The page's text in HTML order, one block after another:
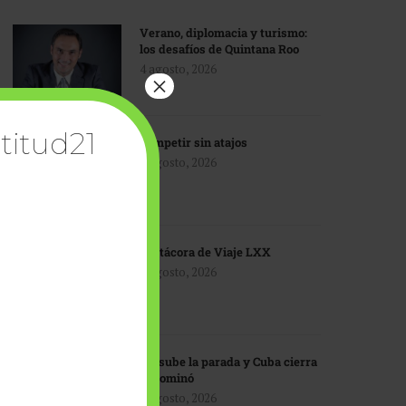
Verano, diplomacia y turismo:
los desafíos de Quintana Roo
4 agosto, 2026
Competir sin atajos
4 agosto, 2026
Bitácora de Viaje LXX
3 agosto, 2026
EU sube la parada y Cuba cierra
el dominó
3 agosto, 2026
×